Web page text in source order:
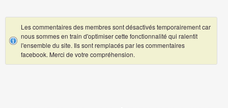
Les commentaires des membres sont désactivés temporairement car
nous sommes en train d'optimiser cette fonctionnalité qui ralentit
l'ensemble du site. Ils sont remplacés par les commentaires
facebook. Merci de votre compréhension.